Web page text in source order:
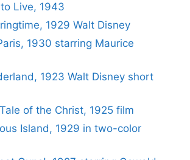
Live, 1943
1929 Walt Disney
1930 starring Maurice
1923 Walt Disney short
of the Christ, 1925 film
Island, 1929 in two-color